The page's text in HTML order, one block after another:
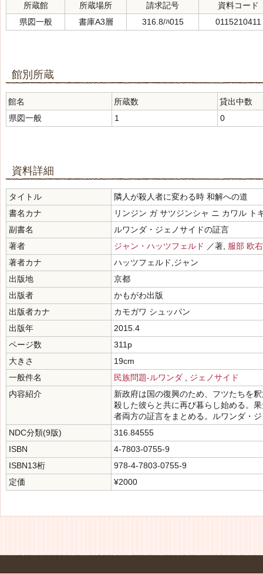
所蔵館 所蔵場所 請求記号
資料コード
県図一般
書庫A3層 316.8/ﾊ015 0115210411
館別所蔵
館名 所蔵数
貸出中数
県図一般
1 0
資料詳細
タイトル
隣人が殺人者に変わる時 和解への道
書名カナ
リンジン ガ サツジンシャ ニ カワル ト
副書名
ルワンダ・ジェノサイドの証言
著者
ジャン・ハッツフェルド ／著, 服部 欧右
著者カナ
ハッツフェルド,ジャン
出版地
京都
出版者
かもがわ出版
出版者カナ
カモガワ シュッパン
出版年
2015.4
ページ数
311p
大きさ
19cm
一般件名
民族問題-ルワンダ
ジェノサイド
内容紹介
新政府は国の復興のため、フツたちを
殺した彼らと共に再び暮らし始める。
者両方の証言をまとめる。ルワンダ・
NDC分類(9版)
316.84555
ISBN
4-7803-0755-9
ISBN13桁
978-4-7803-0755-9
定価
¥2000